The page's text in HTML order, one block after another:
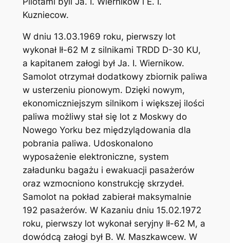
Kuzniecow.
W dniu 13.03.1969 roku, pierwszy lot
wykonał Ił-62 M z silnikami TRDD D-30 KU,
a kapitanem załogi był Ja. I. Wiernikow.
Samolot otrzymał dodatkowy zbiornik paliwa
w usterzeniu pionowym. Dzięki nowym,
ekonomiczniejszym silnikom i większej ilości
paliwa możliwy stał się lot z Moskwy do
Nowego Yorku bez międzylądowania dla
pobrania paliwa. Udoskonalono
wyposażenie elektroniczne, system
załadunku bagażu i ewakuacji pasażerów
oraz wzmocniono konstrukcję skrzydeł.
Samolot na pokład zabierał maksymalnie
192 pasażerów. W Kazaniu dniu 15.02.1972
roku, pierwszy lot wykonał seryjny Ił-62 M, a
dowódcą załogi był B. W. Maszkawcew. W